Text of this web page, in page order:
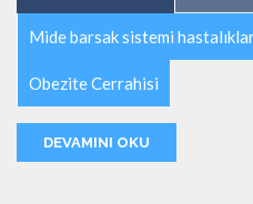
Mide barsak sistemi
Obezite Cerrahisi
DEVAMINI OKU